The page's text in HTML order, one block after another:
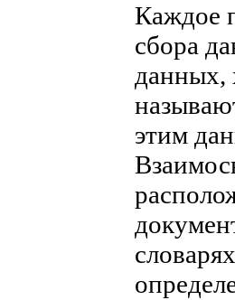
Каждое
сбора
данных,
этим